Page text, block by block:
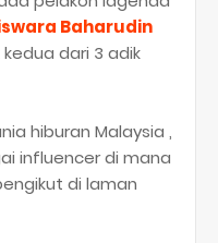
Baharudin
dari 3 adik
hiburan Malaysia ,
influencer di mana
di laman